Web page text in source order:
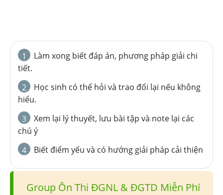
1
Làm xong biết đáp án, phương pháp giải chi
tiết.
2
Học sinh có thể hỏi và trao đổi lại nếu không
hiểu.
3
Xem lại lý thuyết, lưu bài tập và note lại các
chú ý
4
Biết điểm yếu và có hướng giải pháp cải thiện
Group Ôn Thi ĐGNL & ĐGTD Miễn Phí